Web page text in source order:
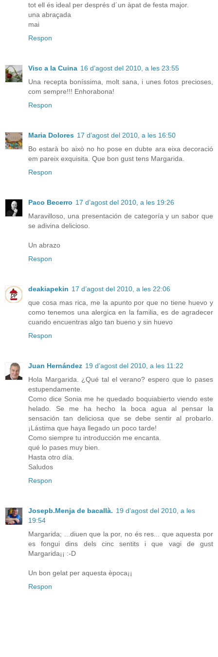
tot ell és ideal per després d´un àpat de festa major.
una abraçada
mai
Respon
Visc a la Cuina 16 d’agost del 2010, a les 23:55
Una recepta boníssima, molt sana, i unes fotos precioses,
com sempre!!! Enhorabona!
Respon
Maria Dolores 17 d’agost del 2010, a les 16:50
Bo estarà bo això no ho pose en dubte ara eixa decoració
em pareix exquisita. Que bon gust tens Margarida.
Respon
Paco Becerro 17 d’agost del 2010, a les 19:26
Maravilloso, una presentación de categoría y un sabor que
se adivina delicioso.
Un abrazo
Respon
deakiapekin 17 d’agost del 2010, a les 22:06
que cosa mas rica, me la apunto por que no tiene huevo y
como tenemos una alergica en la familia, es de agradecer
cuando encuentras algo tan bueno y sin huevo
Respon
Juan Hernández 19 d’agost del 2010, a les 11:22
Hola Margarida. ¿Qué tal el verano? espero que lo pases
estupendamente.
Como dice Sonia me he quedado boquiabierto viendo este
helado. Se me ha hecho la boca agua al pensar la
sensación tan deliciosa que se debe sentir al probarlo.
¡Lástima que haya llegado un poco tarde!
Como siempre tu introducción me encanta.
qué lo pases muy bien.
Hasta otro día.
Saludos
Respon
Josepb.Menja de bacallà. 19 d’agost del 2010, a les
19:54
Margarida; ...diuen que la por, no és res... que aquesta por
es fongui dins dels cinc sentits i que vagi de gust
Margarida¡¡ :-D
Un bon gelat per aquesta època¡¡
Respon